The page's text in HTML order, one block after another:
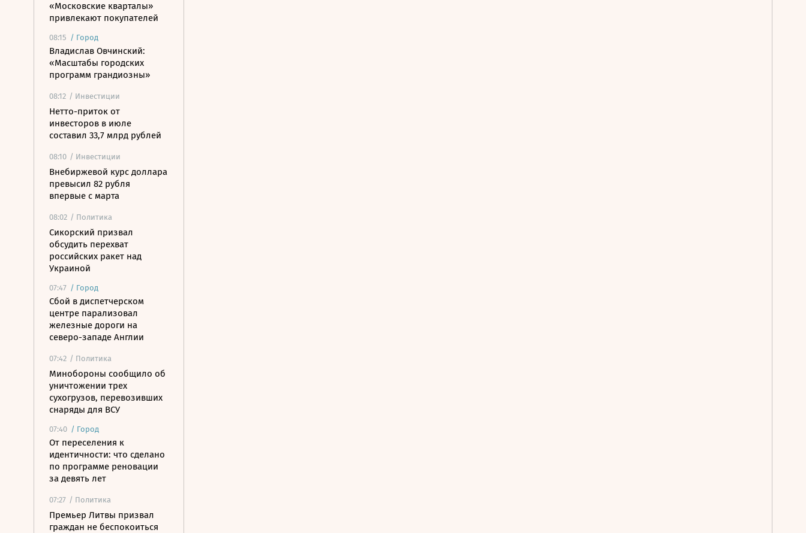
«Московские кварталы»
привлекают покупателей
08:15 / Город
Владислав Овчинский:
«Масштабы городских
программ грандиозны»
08:12 / Инвестиции
Нетто-приток от
инвесторов в июле
составил 33,7 млрд рублей
08:10 / Инвестиции
Внебиржевой курс доллара
превысил 82 рубля
впервые с марта
08:02 / Политика
Сикорский призвал
обсудить перехват
российских ракет над
Украиной
07:47 / Город
Сбой в диспетчерском
центре парализовал
железные дороги на
северо-западе Англии
07:42 / Политика
Минобороны сообщило об
уничтожении трех
сухогрузов, перевозивших
снаряды для ВСУ
07:40 / Город
От переселения к
идентичности: что сделано
по программе реновации
за девять лет
07:27 / Политика
Премьер Литвы призвал
граждан не беспокоиться